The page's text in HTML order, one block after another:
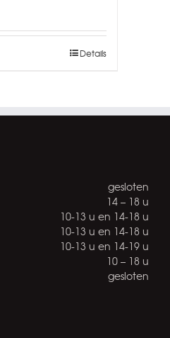
Details
gesloten
14 – 18 u
10-13 u en 14-18 u
10-13 u en 14-18 u
10-13 u en 14-19 u
10 – 18 u
gesloten